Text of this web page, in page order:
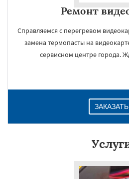
Ремонт
Справляемся с перегревом
замена термопасты на
сервисном центре города.
ЗАКАЗАТЬ